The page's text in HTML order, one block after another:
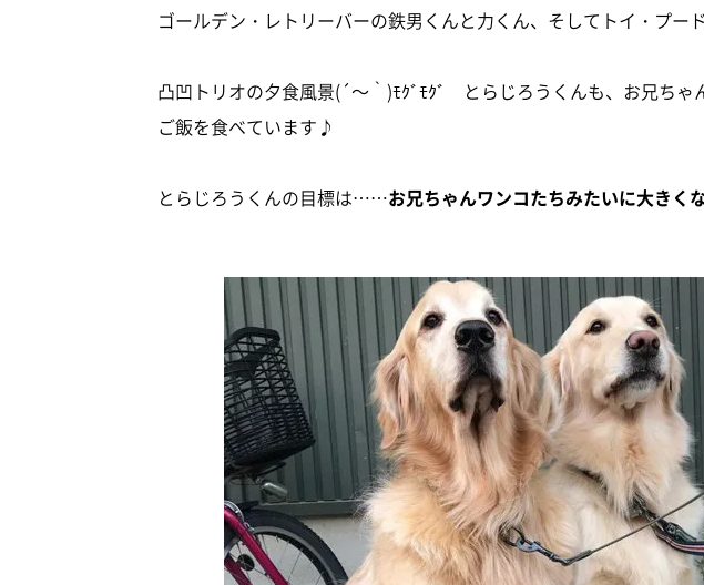
ゴールデン・レトリーバーの鉄男くんと力くん、そしてトイ・プー
凸凹トリオの夕食風景(´～｀)ﾓｸﾞﾓｸﾞ とらじろうくんも、お兄ちゃ
ご飯を食べています♪
とらじろうくんの目標は……お兄ちゃんワンコたちみたいに大きく